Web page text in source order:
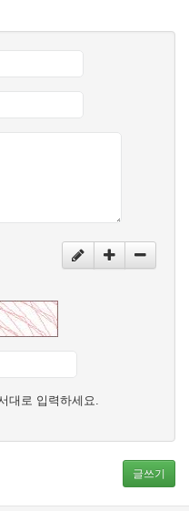
대로 입력하세요.
글쓰기